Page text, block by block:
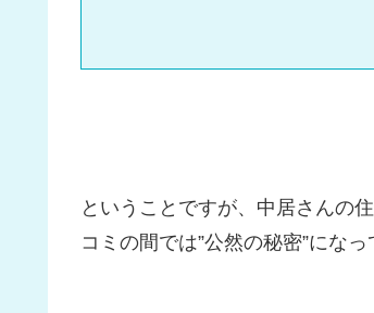
ということですが、中居さんの
コミの間では”公然の秘密”になっ